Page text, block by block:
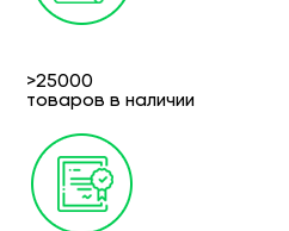
>25000
товаров в наличии